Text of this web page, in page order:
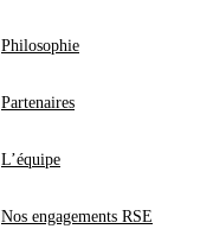
Philosophie
Partenaires
L’équipe
Nos engagements RSE